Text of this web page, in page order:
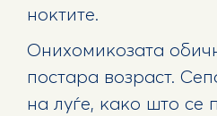
ноктите.
Онихомикозата
постара возраст.
на луѓе, како што се